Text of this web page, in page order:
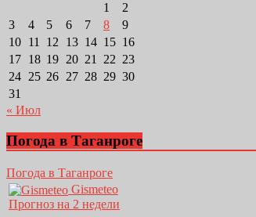
1
2
3
4 5 6 7 8
9
10 11 12 13 14 15 16
17 18 19 20 21 22 23
24 25 26 27 28 29 30
31
« Июл
Погода в Таганроге
Погода в Таганроге
Gismeteo
Прогноз на 2 недели